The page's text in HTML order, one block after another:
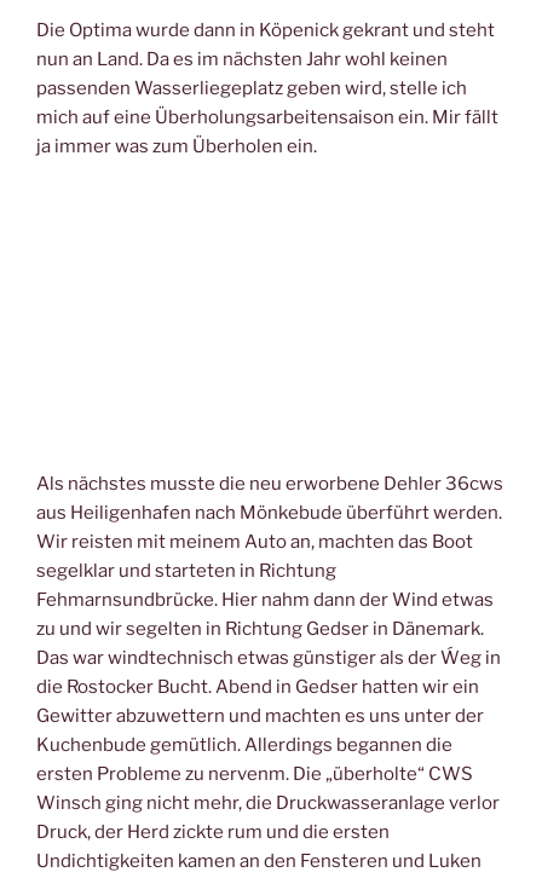
Die Optima wurde dann in Köpenick gekrant und steht
nun an Land. Da es im nächsten Jahr wohl keinen
passenden Wasserliegeplatz geben wird, stelle ich
mich auf eine Überholungsarbeitensaison ein. Mir fällt
ja immer was zum Überholen ein.
Als nächstes musste die neu erworbene Dehler 36cws
aus Heiligenhafen nach Mönkebude überführt werden.
Wir reisten mit meinem Auto an, machten das Boot
segelklar und starteten in Richtung
Fehmarnsundbrücke. Hier nahm dann der Wind etwas
zu und wir segelten in Richtung Gedser in Dänemark.
Das war windtechnisch etwas günstiger als der Ẃeg in
die Rostocker Bucht. Abend in Gedser hatten wir ein
Gewitter abzuwettern und machten es uns unter der
Kuchenbude gemütlich. Allerdings begannen die
ersten Probleme zu nervenm. Die „überholte“ CWS
Winsch ging nicht mehr, die Druckwasseranlage verlor
Druck, der Herd zickte rum und die ersten
Undichtigkeiten kamen an den Fensteren und Luken